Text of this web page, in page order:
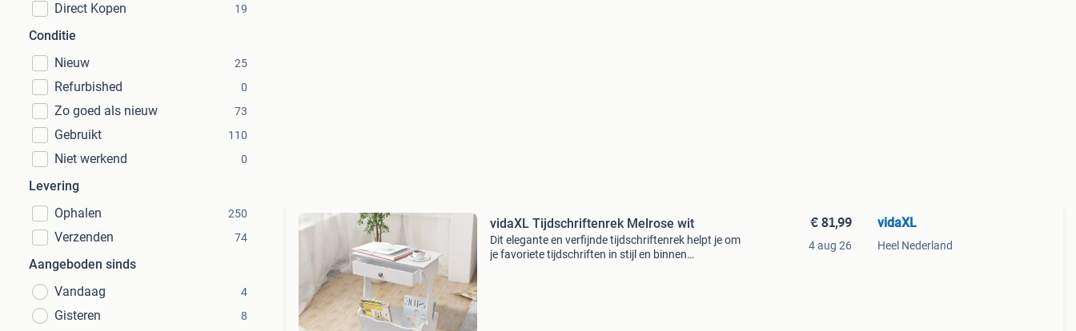
Direct Kopen
19
Conditie
Nieuw
25
Refurbished 0
Zo goed als nieuw 73
Gebruikt 110
Niet werkend 0
Levering
Ophalen
250
Verzenden 74
Aangeboden sinds
Vandaag
4
Gisteren 8
vidaXL Tijdschriftenrek Melrose wit
Dit elegante en verfijnde tijdschriftenrek helpt je om
je favoriete tijdschriften in stijl en binnen
€ 81,99
4 aug 26
vidaXL
Heel Nederland